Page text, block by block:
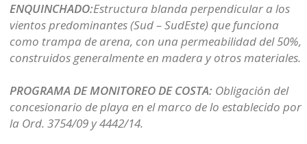
ENQUINCHADO:Estructura blanda perpendicular a los
vientos predominantes (Sud – SudEste) que funciona
como trampa de arena, con una permeabilidad del 50%,
construidos generalmente en madera y otros materiales.
PROGRAMA DE MONITOREO DE COSTA: Obligación del
concesionario de playa en el marco de lo establecido por
la Ord. 3754/09 y 4442/14.